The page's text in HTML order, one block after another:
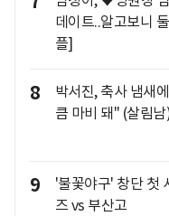
데이트..알고보니
플]
8
박서진, 축사 냄새
큼 마비 돼" (살림
9
'불꽃야구' 창단 첫
즈 vs 부산고